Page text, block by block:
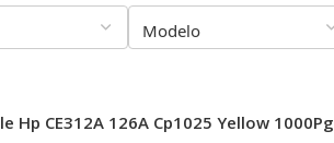
Hp CE312A 126A Cp1025 Yellow 1000Pg